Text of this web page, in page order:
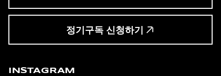
정기구독 신청하기
INSTAGRAM